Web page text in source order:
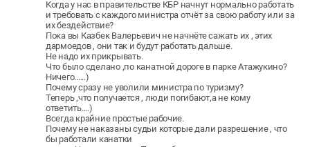
Когда у нас в правительстве КБР начнут нормально работать
и требовать с каждого министра отчёт за свою работу или за
их бездействие?
Пока вы Казбек Валерьевич не начнёте сажать их , этих
дармоедов , они так и будут работать дальше.
Не надо их прикрывать.
Что было сделано ,по канатной дороге в парке Атажукино?
Ничего......)
Почему сразу не уволили министра по туризму?
Теперь ,что получается , люди погибают,а не кому
ответить....)
Всегда крайние простые рабочие.
Почему не наказаны судьи которые дали разрешение , что
бы работали канатки